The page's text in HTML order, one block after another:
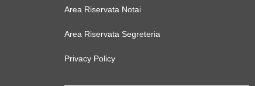
Area Riservata Notai
Area Riservata Segreteria
Privacy Policy